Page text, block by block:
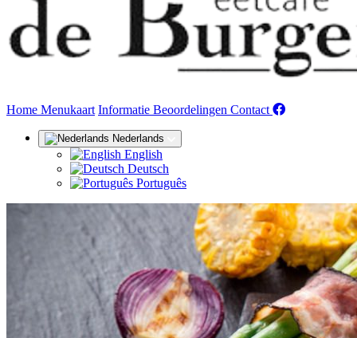
Home (huidige)
Menukaart Informatie Beoordelingen Contact
Nederlands
English
Deutsch
Português